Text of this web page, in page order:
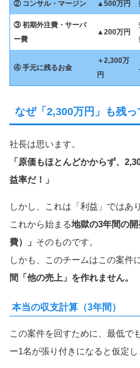
② コンサル・マージン ▲500万円
③ 初期外注費・サーバ
ー費
▲200万円
④ 手元に残るお金
＋2,300万
円
なぜ「2,300万円」も残っ
社長は思います。
「原価もほとんどかからず、
益率だ！」
しかし、これは「利益」ではあ
これから始まる地獄の3年間の
費）」 そのものです。
しかも、このチームはこの案件
間「他の売上」を作れません。
本当の収支計算（3年間）
この案件を回すために、最低で
ー1名が張り付きになると仮定し